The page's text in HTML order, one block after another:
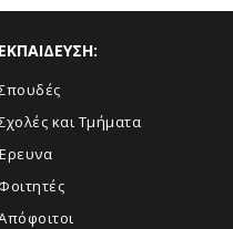
ΕΚΠΑΙΔΕΥΣΗ:
και Τμήματα
Φοιτητές